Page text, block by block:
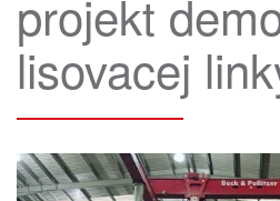
projekt
lisovacej